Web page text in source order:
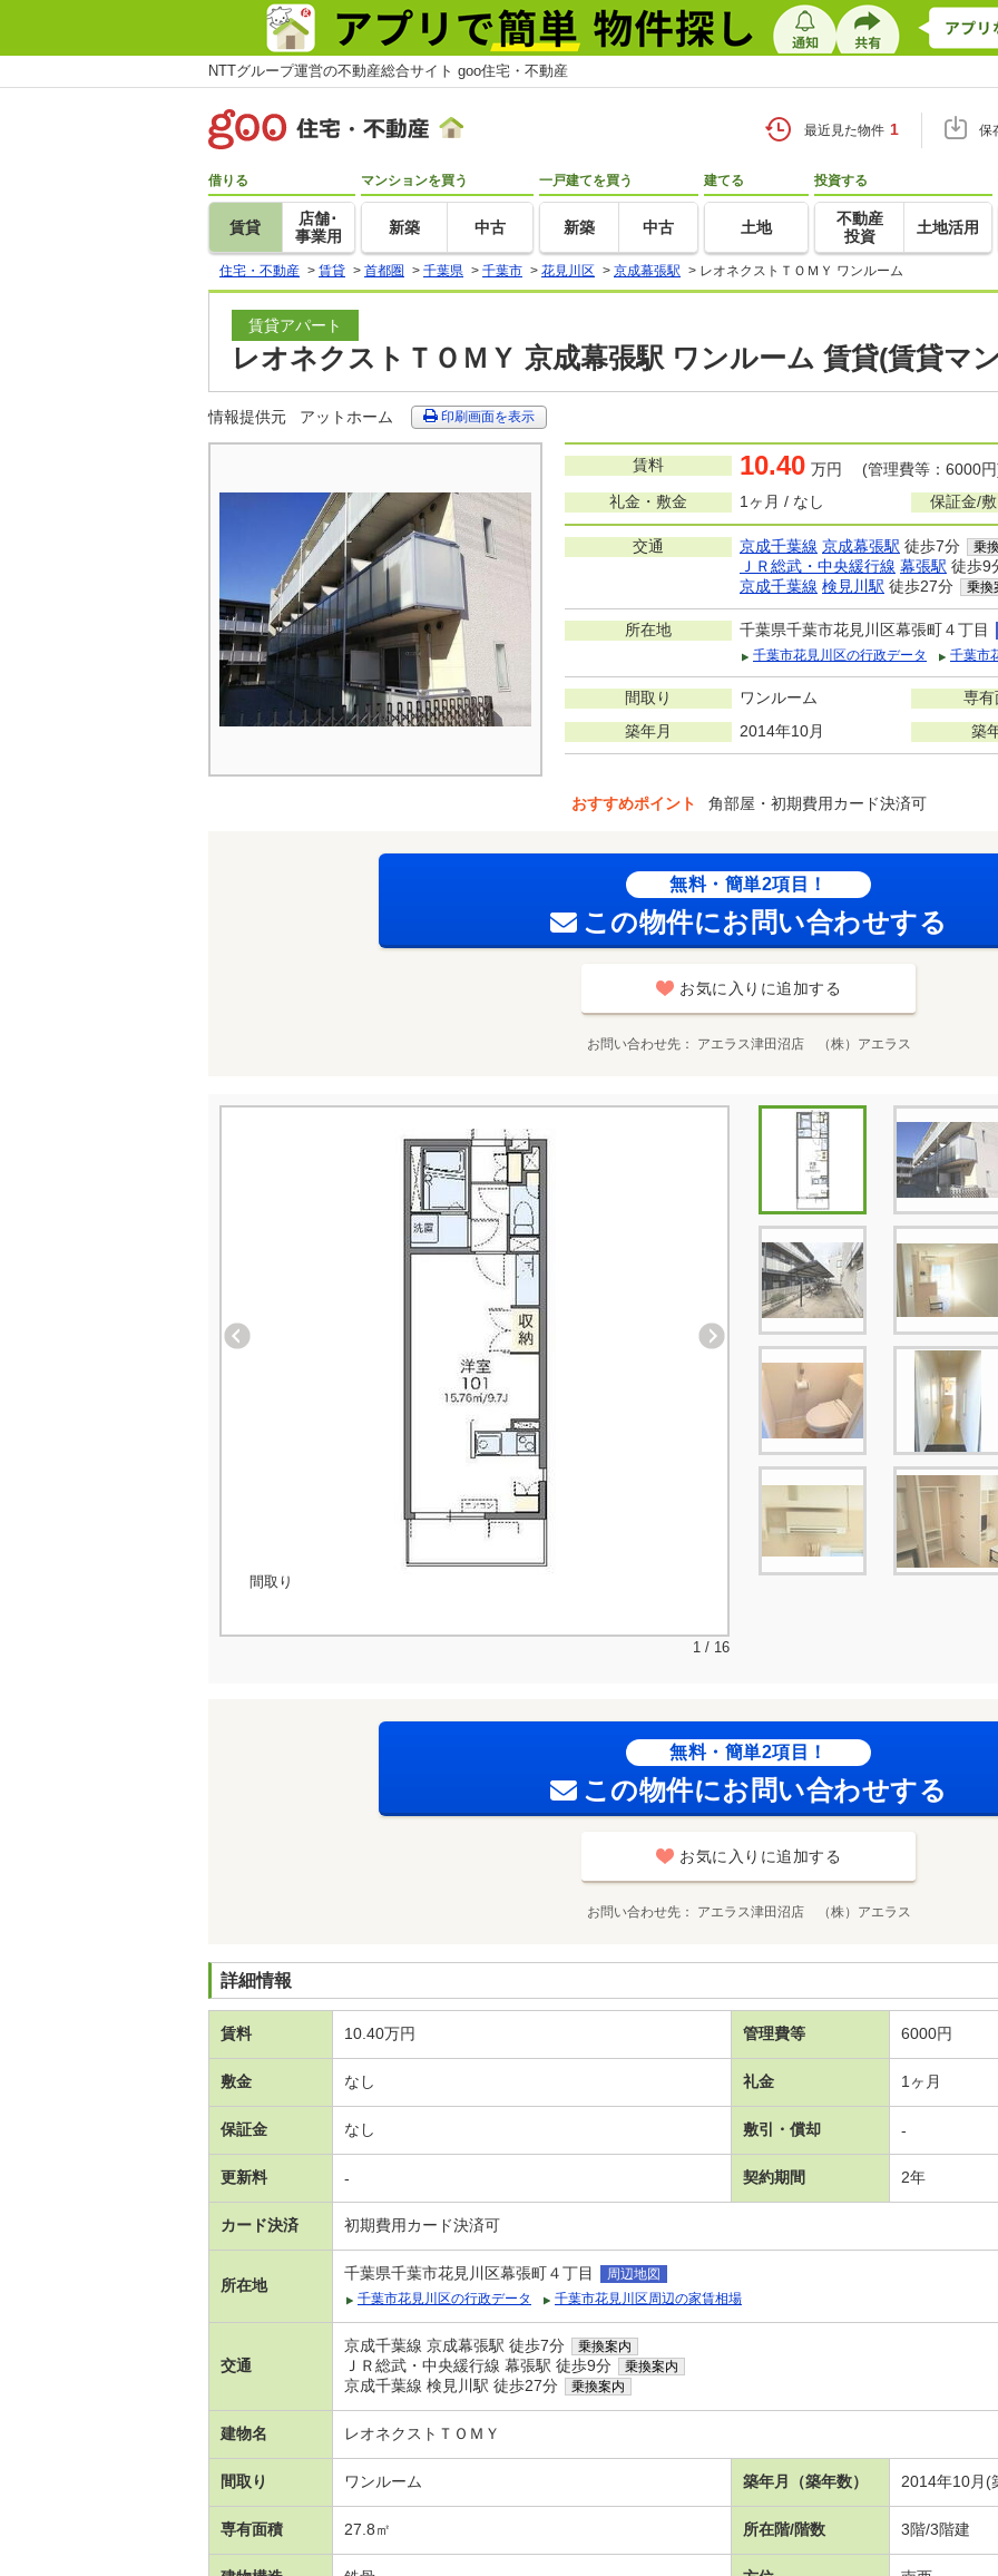
NTTグループ運営の不動産総合サイト goo住宅・不動産
最近見た物件 1 保
借りる
賃貸
店舗･
事業用
マンションを買う
新築 中古
一戸建てを買う
新築 中古
建てる
土地
投資する
不動産
投資
土地活用
住宅・不動産 > 賃貸 > 首都圏 > 千葉県 > 千葉市 > 花見川区 > 京成幕張駅 > レオネクストＴＯＭＹ ワンルーム
賃貸アパート
レオネクストＴＯＭＹ 京成幕張駅 ワンルーム 賃貸(賃貸マ
情報提供元 アットホーム 印刷画面を表示
賃料 10.40 万円 (管理費等：6000
礼金・敷金
1ヶ月 / なし 保証金/
交通 京成千葉線 京成幕張駅 徒歩7分 乗
ＪＲ総武・中央緩行線 幕張駅 徒歩9
京成千葉線 検見川駅 徒歩27分 乗換
所在地 千葉県千葉市花見川区幕張町４丁目
千葉市花見川区の行政データ
千葉市
間取り ワンルーム 専有
築年月 2014年10月 築
おすすめポイント 角部屋・初期費用カード決済可
無料・簡単2項目！
この物件にお問い合わせする
お気に入りに追加する
お問い合わせ先 アエラス津田沼店 （株）アエラス
間取り
1 / 16
無料・簡単2項目！
この物件にお問い合わせする
お気に入りに追加する
お問い合わせ先 アエラス津田沼店 （株）アエラス
詳細情報
賃料 10.40万円 管理費等 6000円
敷金 なし 礼金 1ヶ月
保証金 なし 敷引・償却 -
更新料 - 契約期間 2年
カード決済 初期費用カード決済可
所在地
千葉県千葉市花見川区幕張町４丁目
周辺地図
千葉市花見川区の行政データ
千葉市花見川区周辺の家賃相場
交通
京成千葉線 京成幕張駅 徒歩7分 乗換案内
ＪＲ総武・中央緩行線 幕張駅 徒歩9分 乗換案内
京成千葉線 検見川駅 徒歩27分 乗換案内
建物名 レオネクストＴＯＭＹ
間取り ワンルーム 築年月（築年数） 2014年10月(
専有面積 27.8㎡ 所在階/階数 3階/3階建